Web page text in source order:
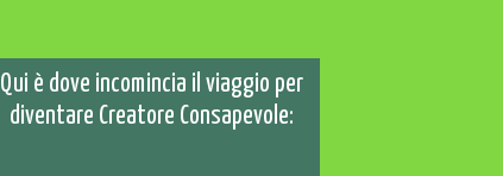
Qui è dove incomincia il viaggio per
diventare Creatore Consapevole: